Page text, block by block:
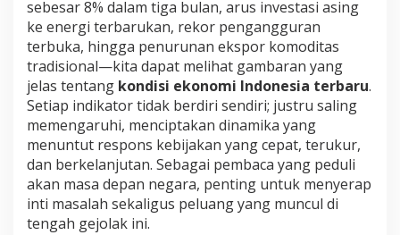
sebesar 8% dalam tiga bulan, arus investasi asing
ke energi terbarukan, rekor pengangguran
terbuka, hingga penurunan ekspor komoditas
tradisional—kita dapat melihat gambaran yang
jelas tentang kondisi ekonomi Indonesia terbaru.
Setiap indikator tidak berdiri sendiri; justru saling
memengaruhi, menciptakan dinamika yang
menuntut respons kebijakan yang cepat, terukur,
dan berkelanjutan. Sebagai pembaca yang peduli
akan masa depan negara, penting untuk menyerap
inti masalah sekaligus peluang yang muncul di
tengah gejolak ini.